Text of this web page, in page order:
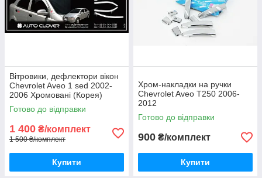
Вітровики, дефлектори вікон
Chevrolet Aveo 1 sed 2002-
2006 Хромовані (Корея)
Готово до відправки
1 400 ₴/комплект
1 500 ₴/комплект
Купити
Хром-накладки на ручки
Chevrolet Aveo T250 2006-
2012
Готово до відправки
900 ₴/комплект
Купити